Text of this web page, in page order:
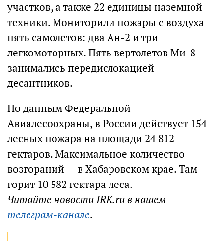
участков, а также 22 единицы наземной
техники. Мониторили пожары с воздуха
пять самолетов: два Ан-2 и три
легкомоторных. Пять вертолетов Ми-8
занимались передислокацией
десантников.
По данным Федеральной
Авиалесоохраны, в России действует 154
лесных пожара на площади 24 812
гектаров. Максимальное количество
возгораний — в Хабаровском крае. Там
горит 10 582 гектара леса.
Читайте новости IRK.ru в нашем
телеграм-канале.